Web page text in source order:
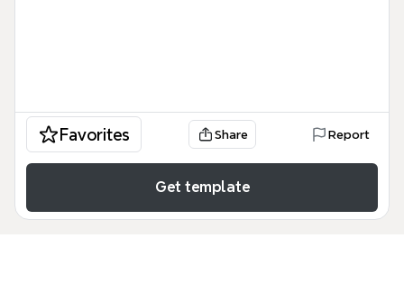
Favorites Share Report
Get template